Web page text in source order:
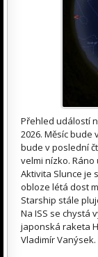
Přehled událostí
2026. Měsíc
bude v poslední
velmi nízko.
Aktivita Slunce je
obloze létá dost
Starship stále
Na ISS se chystá
japonská raketa
Vladimír